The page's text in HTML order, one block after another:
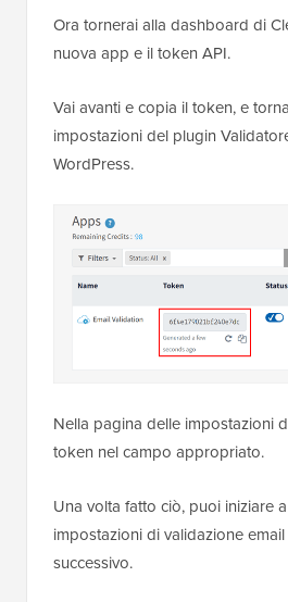
Ora tornerai alla dashboard di
nuova app e il token API.
Vai avanti e copia il token, e
impostazioni del plugin
WordPress.
Nella pagina delle impostazioni
token nel campo appropriato.
Una volta fatto ciò, puoi iniziare
impostazioni di validazione
successivo.